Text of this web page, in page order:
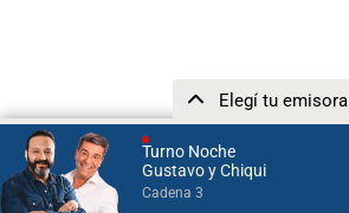
Turno Noche
Gustavo y Chiqui
Cadena 3
Elegí tu emisora